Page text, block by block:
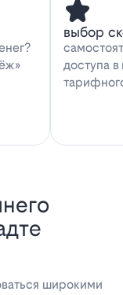
выбор
доступа
широкими